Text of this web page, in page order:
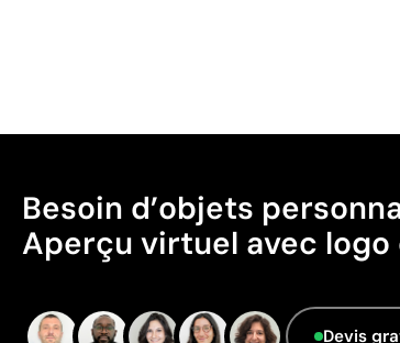
Besoin d’objets
Aperçu virtuel avec logo
Devis